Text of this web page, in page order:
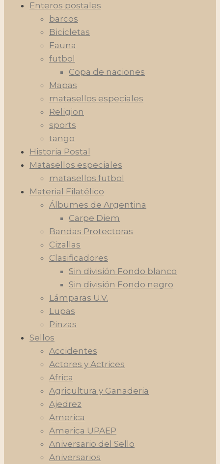
Enteros postales
barcos
Bicicletas
Fauna
futbol
Copa de naciones
Mapas
matasellos especiales
Religion
sports
tango
Historia Postal
Matasellos especiales
matasellos futbol
Material Filatélico
Álbumes de Argentina
Carpe Diem
Bandas Protectoras
Cizallas
Clasificadores
Sin división Fondo blanco
Sin división Fondo negro
Lámparas U.V.
Lupas
Pinzas
Sellos
Accidentes
Actores y Actrices
Africa
Agricultura y Ganaderia
Ajedrez
America
America UPAEP
Aniversario del Sello
Aniversarios